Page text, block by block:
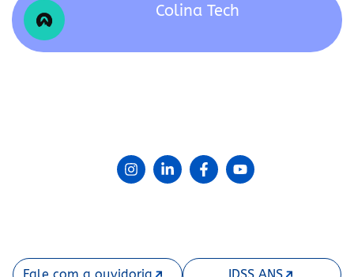
Colina Tech
Fale com a ouvidoria IDSS ANS